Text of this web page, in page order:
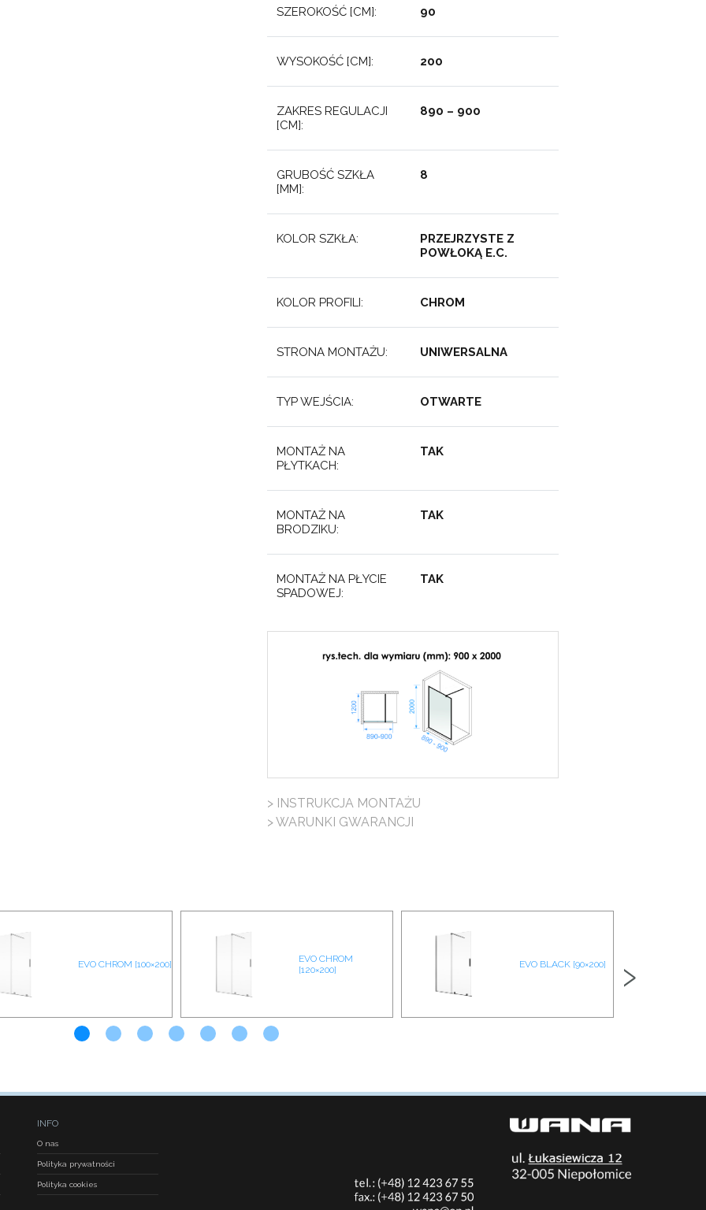
SZEROKOŚĆ [CM]: 90
WYSOKOŚĆ [CM]: 200
ZAKRES REGULACJI
[CM]:
890 – 900
GRUBOŚĆ SZKŁA
[MM]:
8
KOLOR SZKŁA:
PRZEJRZYSTE Z
POWŁOKĄ E.C.
KOLOR PROFILI: CHROM
STRONA MONTAŻU: UNIWERSALNA
TYP WEJŚCIA: OTWARTE
MONTAŻ NA
PŁYTKACH:
TAK
MONTAŻ NA
BRODZIKU:
TAK
MONTAŻ NA PŁYCIE
SPADOWEJ:
TAK
> INSTRUKCJA MONTAŻU
> WARUNKI GWARANCJI
EVO CHROM [100×200]
EVO CHROM
[120×200]
EVO BLACK [90×200] ›
INFO
O nas
Polityka prywatności
Polityka cookies